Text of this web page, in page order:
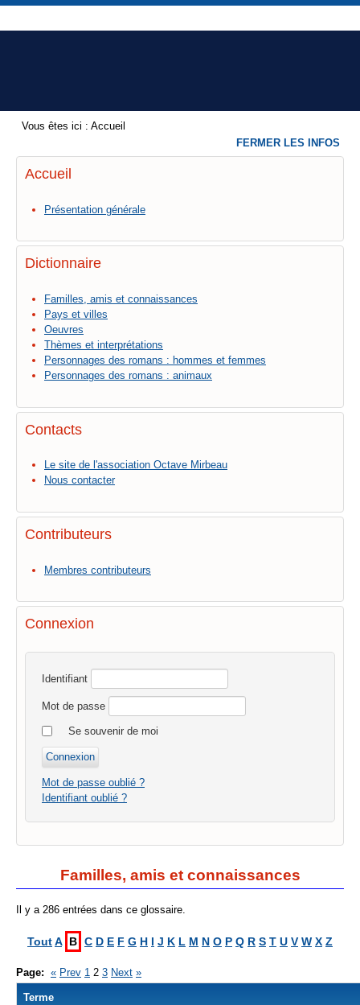
Vous êtes ici : Accueil
Accueil
Présentation générale
Dictionnaire
Familles, amis et connaissances
Pays et villes
Oeuvres
Thèmes et interprétations
Personnages des romans : hommes et femmes
Personnages des romans : animaux
Contacts
Le site de l'association Octave Mirbeau
Nous contacter
Contributeurs
Membres contributeurs
Connexion
Identifiant
Mot de passe
Se souvenir de moi
Mot de passe oublié ?
Identifiant oublié ?
Familles, amis et connaissances
Il y a 286 entrées dans ce glossaire.
ToutA B C D E F G H I J K L M N O P Q R S T U V W X Z
Page: « Prev 1 2 3 Next »
Terme
FERMER LES INFOS